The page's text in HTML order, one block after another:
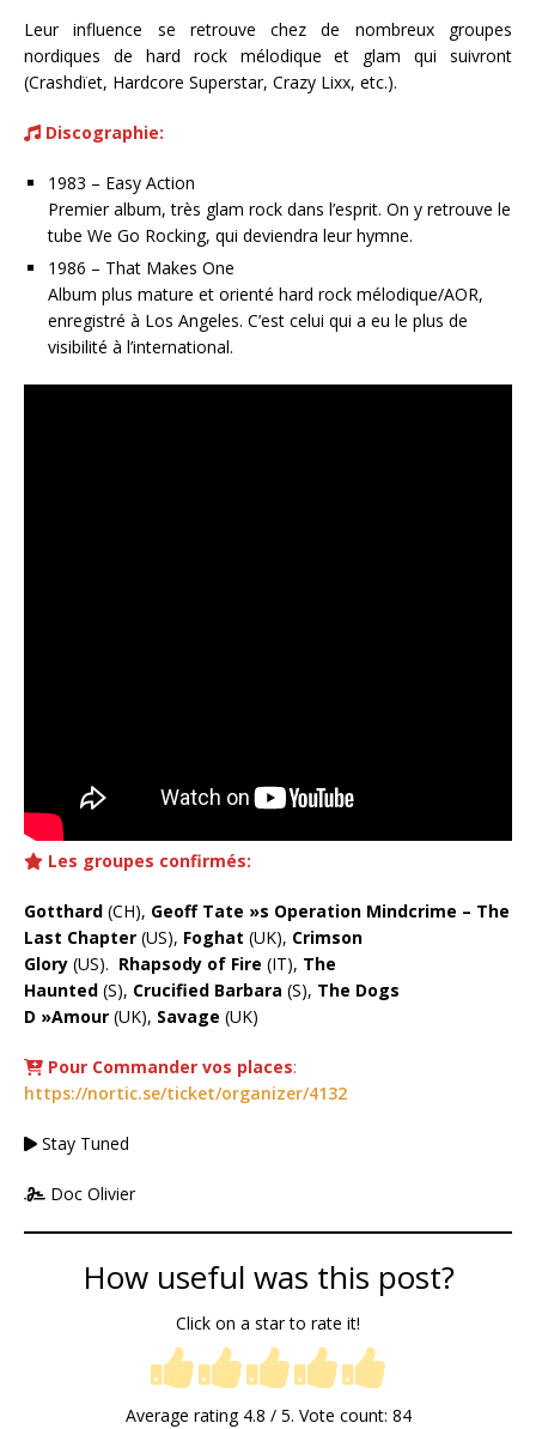
Leur influence se retrouve chez de nombreux groupes
nordiques de hard rock mélodique et glam qui suivront
(Crashdïet, Hardcore Superstar, Crazy Lixx, etc.).
Discographie:
1983 – Easy Action
Premier album, très glam rock dans l’esprit. On y retrouve le
tube We Go Rocking, qui deviendra leur hymne.
1986 – That Makes One
Album plus mature et orienté hard rock mélodique/AOR,
enregistré à Los Angeles. C’est celui qui a eu le plus de
visibilité à l’international.
Les groupes confirmés:
Gotthard (CH), Geoff Tate »s Operation Mindcrime – The
Last Chapter (US), Foghat (UK), Crimson
Glory (US). Rhapsody of Fire (IT), The
Haunted (S), Crucified Barbara (S), The Dogs
D »Amour (UK), Savage (UK)
Pour Commander vos places:
https://nortic.se/ticket/organizer/4132
Stay Tuned
Doc Olivier
How useful was this post?
Click on a star to rate it!
Average rating 4.8 / 5. Vote count: 84